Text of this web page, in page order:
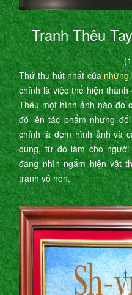
Tranh Thêu
Thứ thu hút nhất củanhững
chính là việc thể hiện thành
Thêu một hình ảnh nào đó
đó lên tác phẩm nhưng
chính là đem hình ảnh và
dung, từ đó làm cho
đang nhìn ngắm hiện vật
tranh vô hồn.